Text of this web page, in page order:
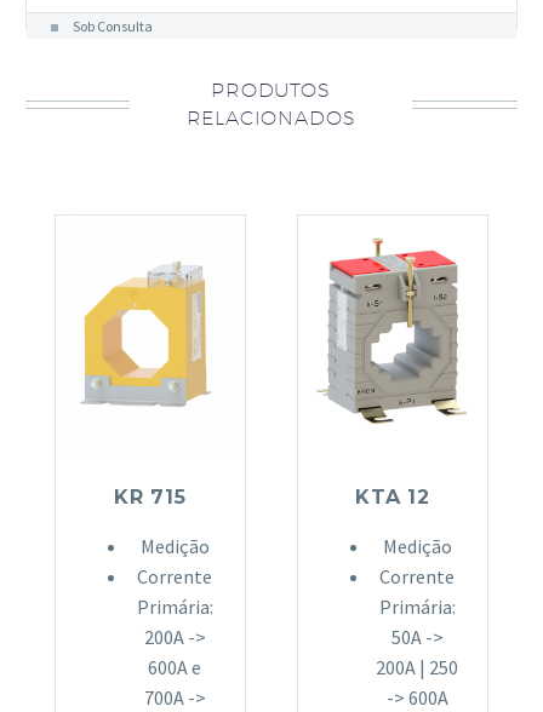
Sob Consulta
PRODUTOS
RELACIONADOS
KR 715
Medição
Corrente
Primária:
200A ->
600A e
700A ->
KTA 12
Medição
Corrente
Primária:
50A ->
200A | 250
-> 600A